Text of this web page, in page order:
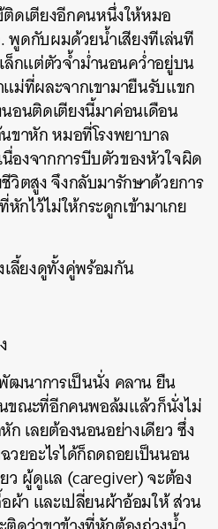
ดเตียงอีกคนหนึ่งให้หมอ
พูดกับผมด้วยน้ำเสียงทีเล่นที
ล็กแต่ตัวจ้ำม่ำนอนคว่ำอยู่บน
ม่ที่ผละจากเขามายืนรับแขก
อนติดเตียงนี้มาค่อนเดือน
ขาหัก หมอที่โรงพยาบาล
องจากการบีบตัวของหัวใจผิด
วิตสูง จึงกลับมารักษาด้วยการ
กไว้ไม่ให้กระดูกเข้ามาเกย
ลี้ยงดูทั้งคู่พร้อมกัน
นาการเป็นนั่ง คลาน ยืน
นขณะที่อีกคนพอล้มแล้วก็นั่งไม่
ก เลยต้องนอนอย่างเดียว ซึ่ง
ยอะไรได้ก็ถดถอยเป็นนอน
ว ผู้ดูแล (caregiver) จะต้อง
ผ้า และเปลี่ยนผ้าอ้อมให้ ส่วน